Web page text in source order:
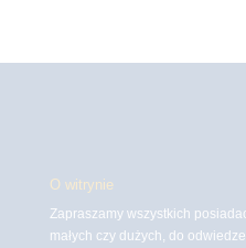
O witrynie
Zapraszamy wszystkich
małych czy dużych, do